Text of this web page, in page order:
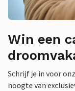
Win een
Schrijf je in voor
hoogte van